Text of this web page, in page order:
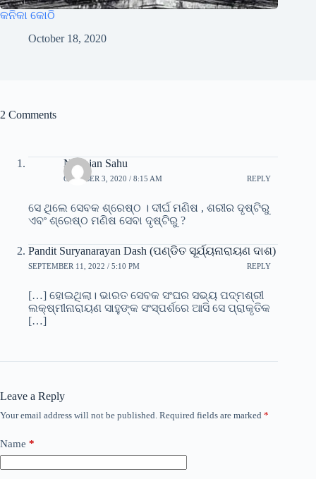
କନିକା କୋଠି
October 18, 2020
2 Comments
Niranjan Sahu
OCTOBER 3, 2020 / 8:15 AM REPLY
ସେ ଥିଲେ ସେବକ ଶ୍ରେଷ୍ଠ । ଦୀର୍ଘ ମଣିଷ , ଶରୀର ଦୃଷ୍ଟିରୁ
ଏବଂ ଶ୍ରେଷ୍ଠ ମଣିଷ ସେବା ଦୃଷ୍ଟିରୁ ?
Pandit Suryanarayan Dash (ପଣ୍ଡିତ ସୂର୍ଯ୍ୟନାରାୟଣ ଦାଶ)
SEPTEMBER 11, 2022 / 5:10 PM REPLY
[…] ହୋଇଥିଲା। ଭାରତ ସେବକ ସଂଘର ସଭ୍ୟ ପଦ୍ମଶ୍ରୀ
ଲକ୍ଷ୍ମୀନାରାୟଣ ସାହୁଙ୍କ ସଂସ୍ପର୍ଶରେ ଆସି ସେ ପ୍ରାକୃତିକ
[…]
Leave a Reply
Your email address will not be published. Required fields are marked *
Name *